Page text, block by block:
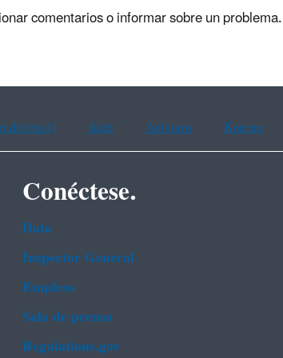
comentarios o informar sobre un problema.
Aide Asistans Korean
Conéctese.
Data
Inspector General
Empleos
Sala de prensa
Regulations.gov